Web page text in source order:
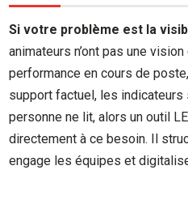
Si votre problème est la
animateurs n’ont pas une
performance en cours de
support factuel, les
personne ne lit, alors un outil
directement à ce besoin. Il
engage les équipes et